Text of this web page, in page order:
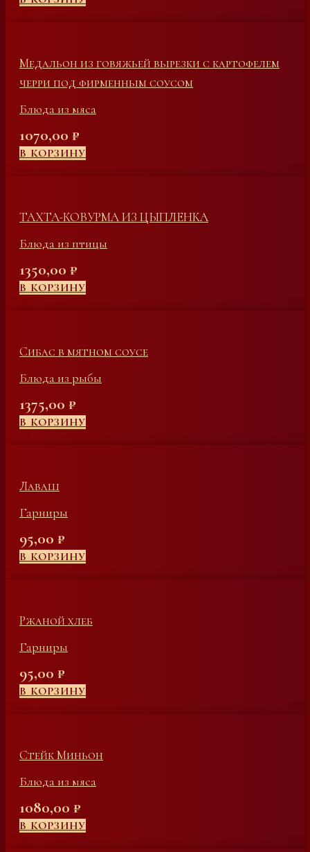
Медальон из говяжьей вырезки с картофелем
черри под фирменным соусом
Блюда из мяса
1070,00 ₽
В КОРЗИНУ
ТАХТА-КОВУРМА ИЗ ЦЫПЛЕНКА
Блюда из птицы
1350,00 ₽
В КОРЗИНУ
Сибас в мятном соусе
Блюда из рыбы
1375,00 ₽
В КОРЗИНУ
Лаваш
Гарниры
95,00 ₽
В КОРЗИНУ
Ржаной хлеб
Гарниры
95,00 ₽
В КОРЗИНУ
Стейк Миньон
Блюда из мяса
1080,00 ₽
В КОРЗИНУ